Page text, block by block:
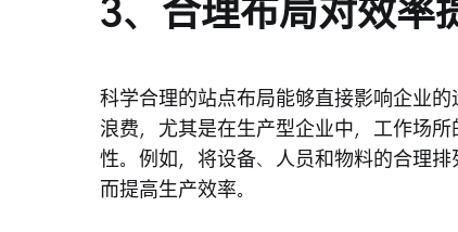
3、合理布局对效率
科学合理的站点布局能够直接影响企业
浪费，尤其是在生产型企业中，工作场
性。例如，将设备、人员和物料的合理
而提高生产效率。